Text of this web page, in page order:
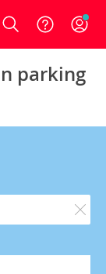
Login
parking